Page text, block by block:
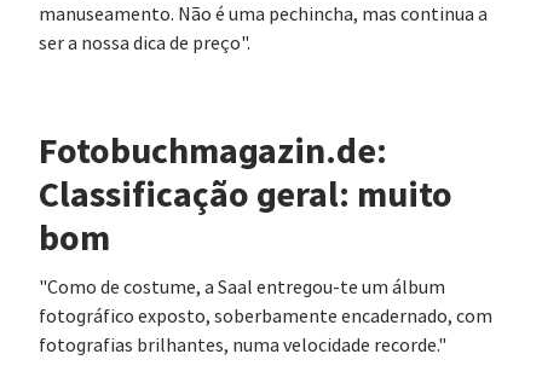
manuseamento. Não é uma pechincha, mas continua a
ser a nossa dica de preço".
Fotobuchmagazin.de:
Classificação geral: muito
bom
"Como de costume, a Saal entregou-te um álbum
fotográfico exposto, soberbamente encadernado, com
fotografias brilhantes, numa velocidade recorde."